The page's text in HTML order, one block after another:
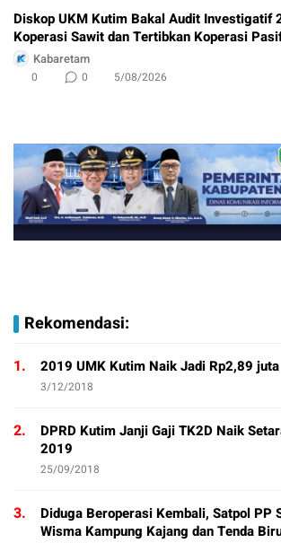
Diskop UKM Kutim Bakal Audit Investigatif
Koperasi Sawit dan Tertibkan Koperasi
Kabaretam
0 0 5/08/2026
Rekomendasi:
1. 2019 UMK Kutim Naik Jadi Rp2,89 juta
3/12/2018
2.
DPRD Kutim Janji Gaji TK2D Naik
2019
25/09/2018
3.
Diduga Beroperasi Kembali, Satpol PP
Wisma Kampung Kajang dan Tenda